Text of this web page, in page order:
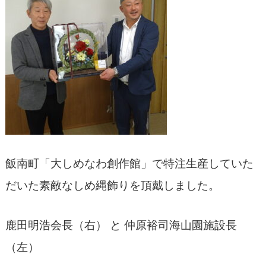
飯南町「大しめなわ創作館」で特注生産していた
だいた素敵なしめ縄飾りを頂戴しました。
鹿田明浩会長（右） と 仲原裕司海山園施設長
（左）